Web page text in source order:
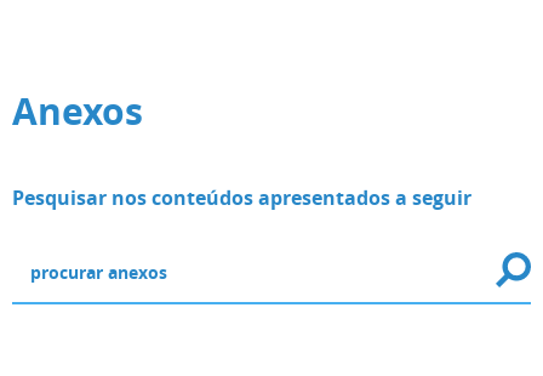
Anexos
Pesquisar nos conteúdos apresentados a seguir